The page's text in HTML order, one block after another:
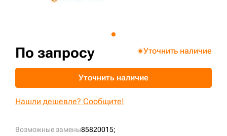
Возможные замены85820015;
По запросу Уточнить наличие
Уточнить наличие
Нашли дешевле? Сообщите!